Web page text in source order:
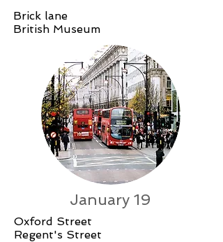
Brick lane
British Museum
January 19
Oxford Street
Regent's Street